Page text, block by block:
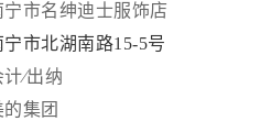
宁市名绅迪士服饰店
市北湖南路15-5号
计∕出纳
的集团